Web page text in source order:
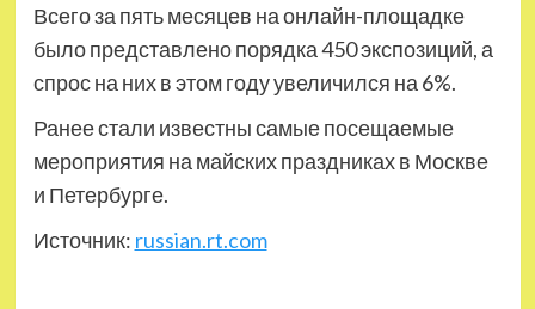
Всего за пять месяцев на онлайн-площадке
было представлено порядка 450 экспозиций, а
спрос на них в этом году увеличился на 6%.
Ранее стали известны самые посещаемые
мероприятия на майских праздниках в Москве
и Петербурге.
Источник: russian.rt.com